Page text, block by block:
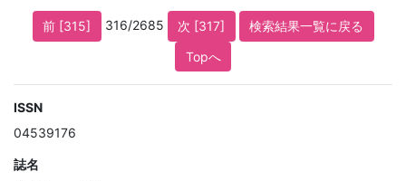
前 [315] 316/2685 次 [317]
検索結果一覧に戻る
Topへ
ISSN
04539176
誌名